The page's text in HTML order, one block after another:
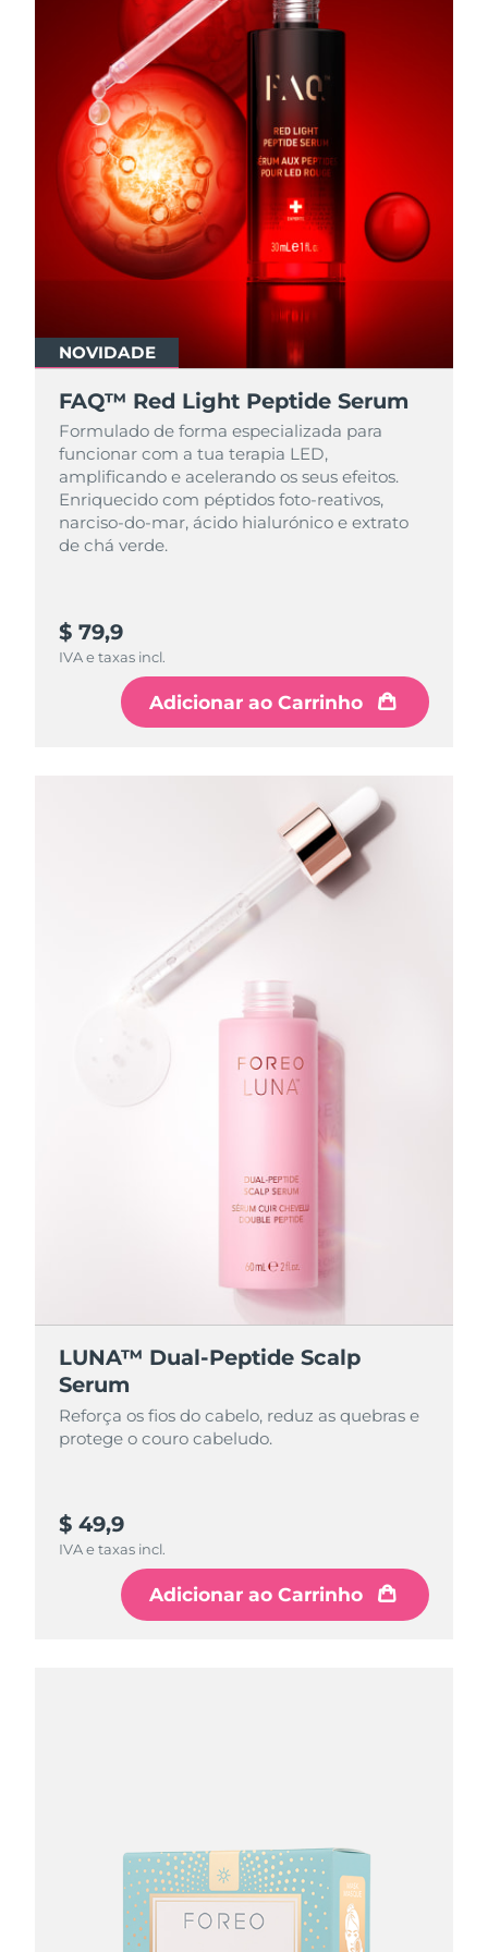
NOVIDADE
FAQ™ Red Light Peptide Serum
Formulado de forma especializada para
funcionar com a tua terapia LED,
amplificando e acelerando os seus efeitos.
Enriquecido com péptidos foto-reativos,
narciso-do-mar, ácido hialurónico e extrato
de chá verde.
$ 79,9
IVA e taxas incl.
Adicionar ao Carrinho
LUNA™ Dual-Peptide Scalp
Serum
Reforça os fios do cabelo, reduz as quebras e
protege o couro cabeludo.
$ 49,9
IVA e taxas incl.
Adicionar ao Carrinho